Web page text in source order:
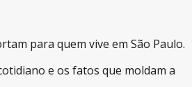
para quem vive em São Paulo.
e os fatos que moldam a